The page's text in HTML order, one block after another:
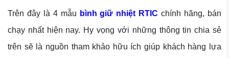
Trên đây là 4 mẫu bình giữ nhiệt RTIC chính hãng, bán
chạy nhất hiện nay. Hy vọng với những thông tin chia sẻ
trên sẽ là nguồn tham khảo hữu ích giúp khách hàng lựa